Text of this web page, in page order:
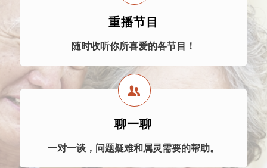
重播节目
随时收听你所喜爱的各节目！
聊一聊
一对一谈，问题疑难和属灵需要的帮助。